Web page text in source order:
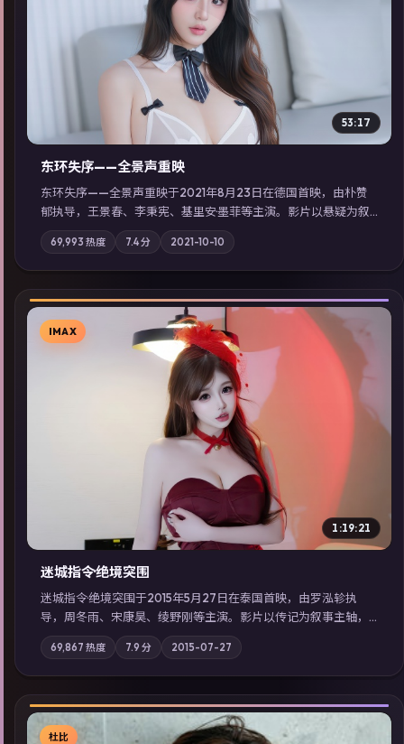
▶
53:17
东环失序——全景声重映
东环失序——全景声重映于2021年8月23日在德国首映，由朴赞
郁执导，王景春、李秉宪、基里安·墨菲等主演。影片以悬疑为叙
事主轴，科技与人性的边界在实验事故后逐渐模糊；摄影与配乐
强化地域气质；站内亦可通过「国产免费观看高清电视剧在线
看」延展检索同类型高分佳作，畅享高清在线追剧体验。
69,993 热度 7.4分 2021-10-10
▶
IMAX
1:19:21
迷城指令·绝境突围
迷城指令·绝境突围于2015年5月27日在泰国首映，由罗泓轸执
导，周冬雨、宋康昊、绫野刚等主演。影片以传记为叙事主轴，
记忆碎片重组后，主角发现自己从未活过“真实”的一天；摄影与
配乐强化地域气质；站内亦可通过「国产免费观看高清电视剧在
线看」延展检索同类型高分佳作，畅享高清在线追剧体验。
69,867 热度 7.9 分 2015-07-27
杜比